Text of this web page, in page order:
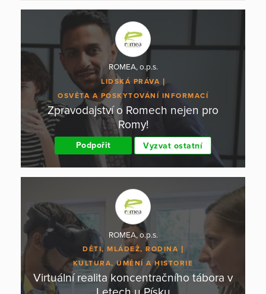
ROMEA, o.p.s.
LIDSKÁ PRÁVA
OSVĚTA A POSKYTOVÁNÍ INFORMACÍ
Zpravodajství o Romech nejen pro
Romy!
Podpořit Vyzvat ostatní
ROMEA, o.p.s.
DĚTI, MLÁDEŽ, RODINA
KULTURA, UMĚNÍ A HISTORIE
Virtuální realita koncentračního tábora v